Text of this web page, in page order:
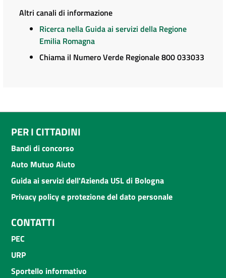
Altri canali di informazione
Ricerca nella Guida ai servizi della Regione
Emilia Romagna
Chiama il Numero Verde Regionale 800 033033
PER I CITTADINI
Bandi di concorso
Auto Mutuo Aiuto
Guida ai servizi dell'Azienda USL di Bologna
Privacy policy e protezione del dato personale
CONTATTI
PEC
URP
Sportello informativo